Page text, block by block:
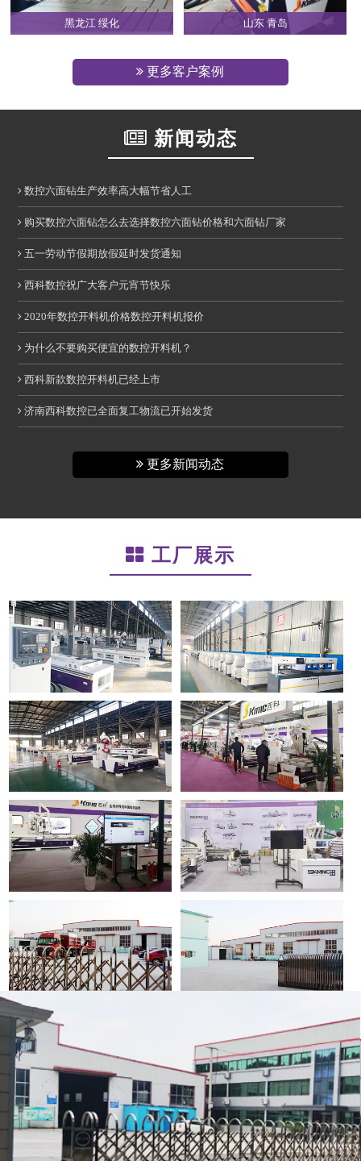
黑龙江 绥化 山东 青岛
更多客户案例
新闻动态
数控六面钻生产效率高大幅节省人工
购买数控六面钻怎么去选择数控六面钻价格和六面钻厂家
五一劳动节假期放假延时发货通知
西科数控祝广大客户元宵节快乐
2020年数控开料机价格数控开料机报价
为什么不要购买便宜的数控开料机？
西科新款数控开料机已经上市
济南西科数控已全面复工物流已开始发货
更多新闻动态
工厂展示